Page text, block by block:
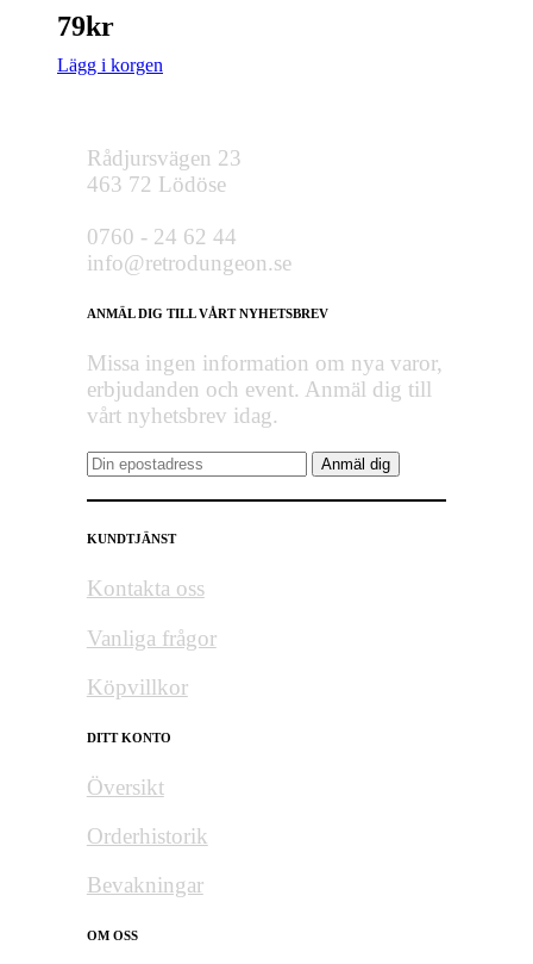
79kr
Lägg i korgen
Rådjursvägen 23
463 72 Lödöse
0760 - 24 62 44
info@retrodungeon.se
ANMÄL DIG TILL VÅRT NYHETSBREV
Missa ingen information om nya varor,
erbjudanden och event. Anmäl dig till
vårt nyhetsbrev idag.
KUNDTJÄNST
Kontakta oss
Vanliga frågor
Köpvillkor
DITT KONTO
Översikt
Orderhistorik
Bevakningar
OM OSS